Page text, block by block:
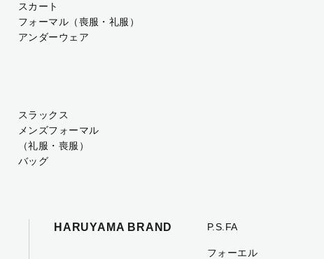
スカート
フォーマル（喪服・礼服）
アンダーウェア
スラックス
メンズフォーマル
（礼服・喪服）
バッグ
HARUYAMA BRAND P.S.FA
フォーエル